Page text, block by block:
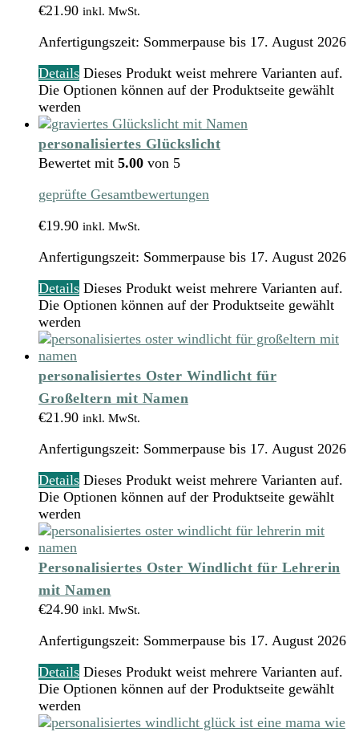
€21.90 inkl. MwSt.
Anfertigungszeit: Sommerpause bis 17. August 2026
Details Dieses Produkt weist mehrere Varianten auf.
Die Optionen können auf der Produktseite gewählt
werden
personalisiertes Glückslicht
Bewertet mit 5.00 von 5
geprüfte Gesamtbewertungen
€19.90 inkl. MwSt.
Anfertigungszeit: Sommerpause bis 17. August 2026
Details Dieses Produkt weist mehrere Varianten auf.
Die Optionen können auf der Produktseite gewählt
werden
personalisiertes Oster Windlicht für
Großeltern mit Namen
€21.90 inkl. MwSt.
Anfertigungszeit: Sommerpause bis 17. August 2026
Details Dieses Produkt weist mehrere Varianten auf.
Die Optionen können auf der Produktseite gewählt
werden
Personalisiertes Oster Windlicht für Lehrerin
mit Namen
€24.90 inkl. MwSt.
Anfertigungszeit: Sommerpause bis 17. August 2026
Details Dieses Produkt weist mehrere Varianten auf.
Die Optionen können auf der Produktseite gewählt
werden